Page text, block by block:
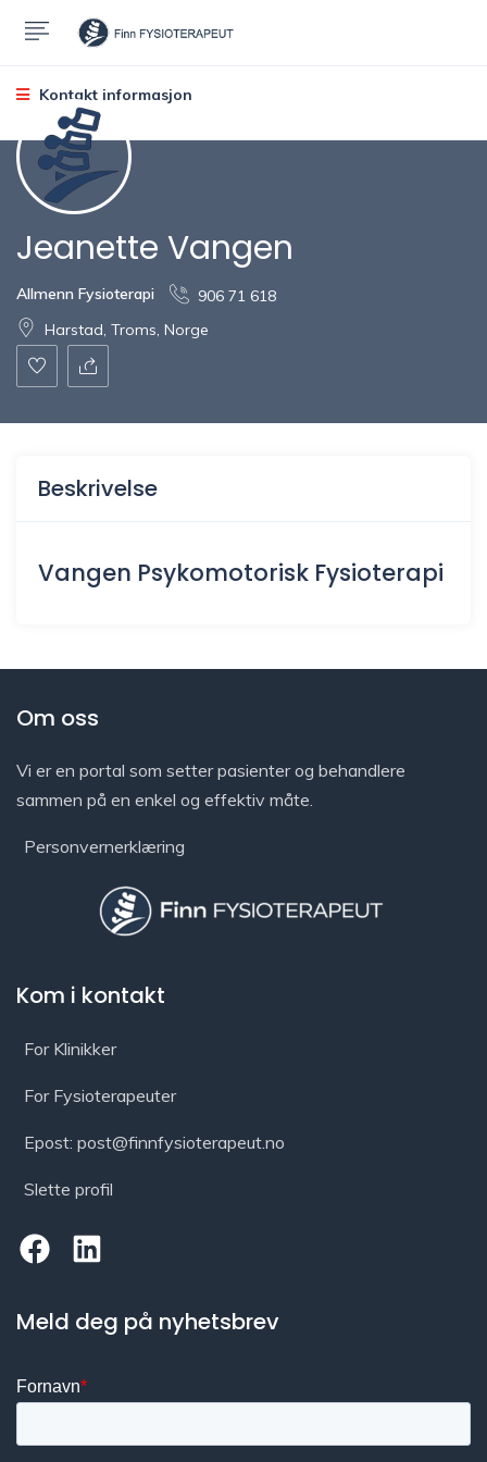
Kontakt informasjon
Jeanette Vangen
Allmenn Fysioterapi
906 71 618
Harstad, Troms, Norge
Beskrivelse
Vangen Psykomotorisk Fysioterapi
Om oss
Vi er en portal som setter pasienter og behandlere
sammen på en enkel og effektiv måte.
Personvernerklæring
Kom i kontakt
For Klinikker
For Fysioterapeuter
Epost: post@finnfysioterapeut.no
Slette profil
Meld deg på nyhetsbrev